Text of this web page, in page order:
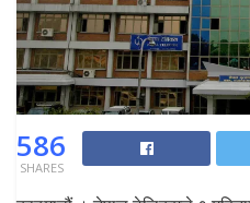
586
SHARES